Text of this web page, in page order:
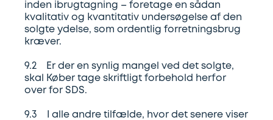
inden ibrugtagning – foretage en sådan
kvalitativ og kvantitativ undersøgelse af den
solgte ydelse, som ordentlig forretningsbrug
kræver.
9.2 Er der en synlig mangel ved det solgte,
skal Køber tage skriftligt forbehold herfor
over for SDS.
9.3 I alle andre tilfælde, hvor det senere viser